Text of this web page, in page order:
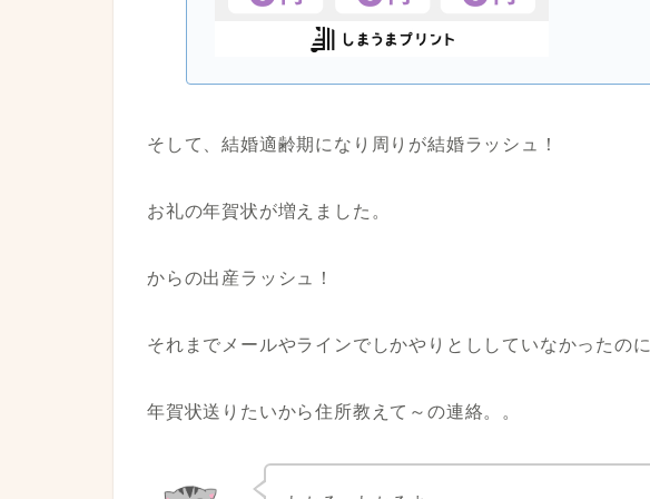
そして、結婚適齢期になり周りが結婚ラッシュ！
お礼の年賀状が増えました。
からの出産ラッシュ！
それまでメールやラインでしかやりとししていなかったのに
年賀状送りたいから住所教えて～の連絡。。